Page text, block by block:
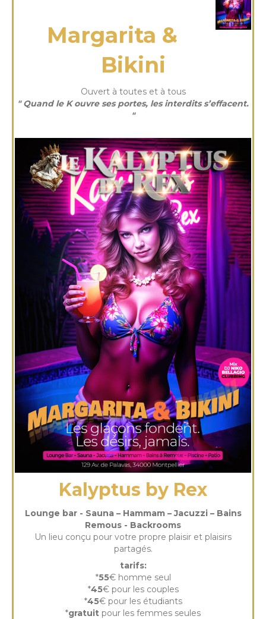
Margarita &
Bikini
Ouvert à toutes et à tous
" Quand le K ouvre ses portes, les interdits s’effacent.
"
Kalyptus by Rex
Lounge bar - Sauna – Hammam – Jacuzzi – Bains
Remous - Backrooms
Un lieu conçu pour votre propre plaisir et plaisirs
partagés.
tarifs:
*55€ homme seul
*45€ pour les couples
*45€ pour les étudiants
*gratuit pour les femmes seules